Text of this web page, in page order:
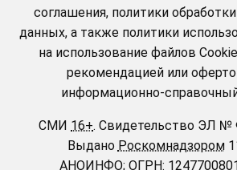
соглашения, политики
данных, а также политики
на использование файлов
рекомендацией или
информационно-
СМИ 16+. Свидетельство ЭЛ №
Выдано Роскомнадзором
АНОИНФО; ОГРН: